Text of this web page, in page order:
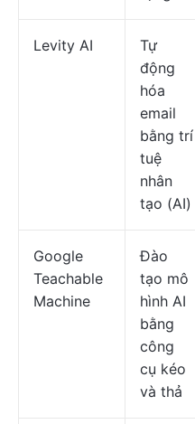
Levity AI
Tự
động
hóa
email
bằng trí
tuệ
nhân
tạo (AI)
Google
Teachable
Machine
Đào
tạo mô
hình AI
bằng
công
cụ kéo
và thả